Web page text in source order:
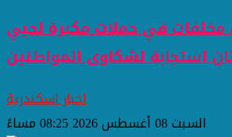
طن مخلفات في حملات مكبرة لحيي
استجابة لشكاوى المواطنين
اخبار اسكندرية
السبت 08 أغسطس 2026 08:25 مساءً